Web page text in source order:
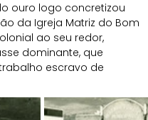
ouro logo concretizou
da Igreja Matriz do Bom
ao seu redor,
dominante, que
escravo de